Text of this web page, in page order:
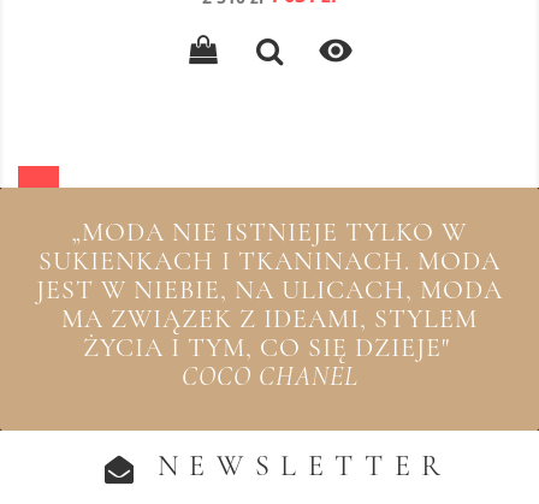

„MODA NIE ISTNIEJE TYLKO W
SUKIENKACH I TKANINACH. MODA
JEST W NIEBIE, NA ULICACH, MODA
MA ZWIĄZEK Z IDEAMI, STYLEM
ŻYCIA I TYM, CO SIĘ DZIEJE"
COCO CHANEL
NEWSLETTER